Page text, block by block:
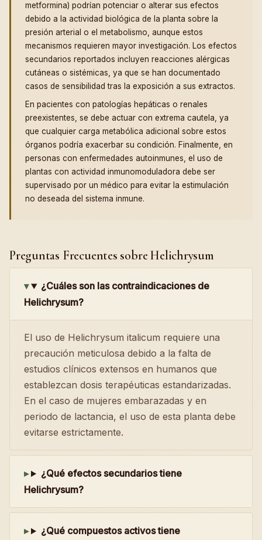
metformina) podrían potenciar o alterar sus efectos
debido a la actividad biológica de la planta sobre la
presión arterial o el metabolismo, aunque estos
mecanismos requieren mayor investigación. Los efectos
secundarios reportados incluyen reacciones alérgicas
cutáneas o sistémicas, ya que se han documentado
casos de sensibilidad tras la exposición a sus extractos.
En pacientes con patologías hepáticas o renales
preexistentes, se debe actuar con extrema cautela, ya
que cualquier carga metabólica adicional sobre estos
órganos podría exacerbar su condición. Finalmente, en
personas con enfermedades autoinmunes, el uso de
plantas con actividad inmunomoduladora debe ser
supervisado por un médico para evitar la estimulación
no deseada del sistema inmune.
Preguntas Frecuentes sobre Helichrysum
¿Cuáles son las contraindicaciones de
Helichrysum?
El uso de Helichrysum italicum requiere una
precaución meticulosa debido a la falta de
estudios clínicos extensos en humanos que
establezcan dosis terapéuticas estandarizadas.
En el caso de mujeres embarazadas y en
periodo de lactancia, el uso de esta planta debe
evitarse estrictamente.
¿Qué efectos secundarios tiene
Helichrysum?
¿Qué compuestos activos tiene